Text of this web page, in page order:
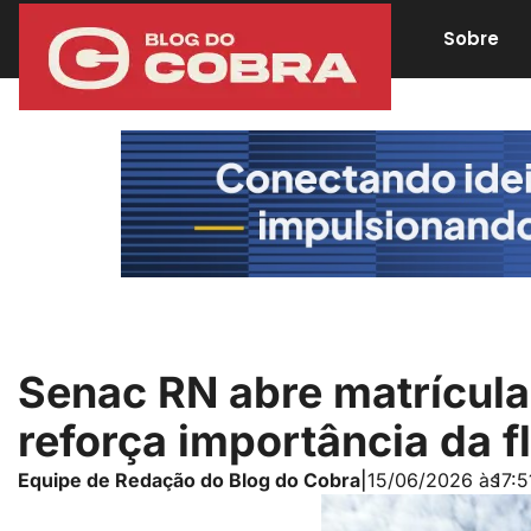
Sobre
Senac RN abre
reforça importância da
Equipe de Redação do Blog do Cobra 15/06/2026 às